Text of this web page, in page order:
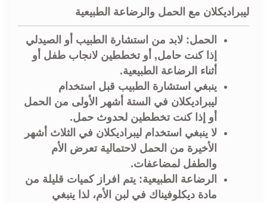
ليبراديكلان مع الحمل والرضاعة الطبيعية
الحمل: لابد من استشارة الطبيب أو الصيدلي
إذا كنت حامل, أو تخططين لانجاب طفل أو
أثناء الرضاعة الطبيعية.
ينبغي استشارة الطبيب قبل استخدام
ليبراديكلان في الستة أشهر الأولى من الحمل
أو إذا كنت تخططين لحدوث حمل.
لا ينبغي استخدام ليبراديكلان في الثلاث أشهر
الأخيرة من الحمل لاحتمالية تعرض الأم
والطفل لمضاعفات.
الرضاعة الطبيعية: يتم افراز كميات قليلة من
مادة ديكلوفيناك في لبن الأم، لذا ينبغي